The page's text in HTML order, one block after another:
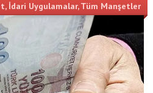
, İdari Uygulamalar,Tüm Manşetler